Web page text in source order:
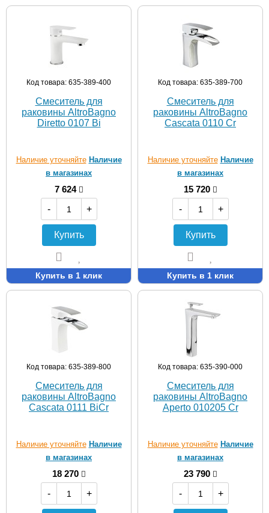
Код товара: 635-389-400
Смеситель для
раковины AltroBagno
Diretto 0107 Bi
Наличие уточняйте Наличие
в магазинах
7 624
-
+
Купить
Купить в 1 клик
Код товара: 635-389-700
Смеситель для
раковины AltroBagno
Cascata 0110 Cr
Наличие уточняйте Наличие
в магазинах
15 720
-
+
Купить
Купить в 1 клик
Код товара: 635-389-800
Смеситель для
раковины AltroBagno
Cascata 0111 BiCr
Наличие уточняйте Наличие
в магазинах
18 270
-
+
Код товара: 635-390-000
Смеситель для
раковины AltroBagno
Aperto 010205 Cr
Наличие уточняйте Наличие
в магазинах
23 790
-
+